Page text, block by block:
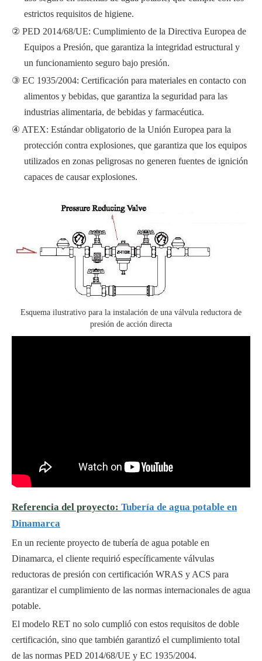
estrictos requisitos de higiene.
PED 2014/68/UE: Cumplimiento de la Directiva Europea de
Equipos a Presión, que garantiza la integridad estructural y
un funcionamiento seguro bajo presión.
EC 1935/2004: Certificación para materiales en contacto con
alimentos y bebidas, que garantiza la seguridad para las
industrias alimentaria, de bebidas y farmacéutica.
ATEX: Estándar obligatorio de la Unión Europea para la
protección contra explosiones, que garantiza que los equipos
utilizados en zonas peligrosas no generen fuentes de ignición
capaces de causar explosiones.
Esquema ilustrativo para la instalación de una válvula reductora de
presión de acción directa
Referencia del proyecto: Tubería de agua potable en
Dinamarca
En un reciente proyecto de tubería de agua potable en
Dinamarca, el cliente requirió específicamente válvulas
reductoras de presión con certificación WRAS y ACS para
garantizar el cumplimiento de las normas internacionales de agua
potable.
El modelo RET no solo cumplió con estos requisitos de doble
certificación, sino que también garantizó el cumplimiento total
de las normas PED 2014/68/UE y EC 1935/2004.